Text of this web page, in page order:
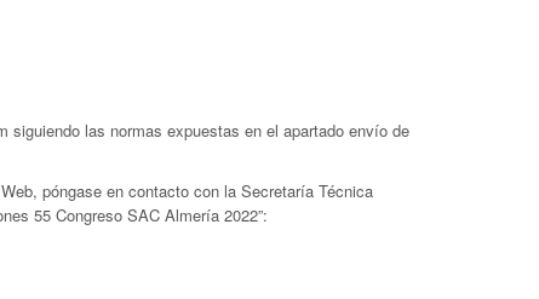
las normas expuestas en el apartado envío de
póngase en contacto con la Secretaría Técnica
55 Congreso SAC Almería 2022”: